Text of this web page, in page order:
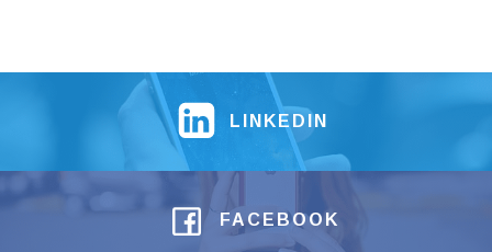
LINKEDIN
FACEBOOK